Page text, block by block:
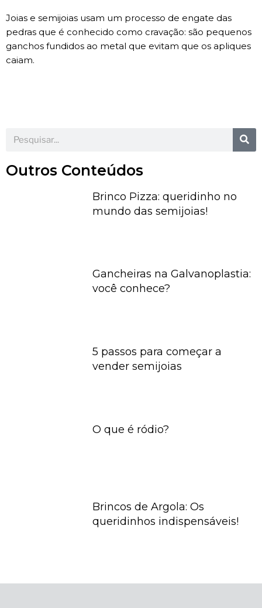
Joias e semijoias usam um processo de engate das
pedras que é conhecido como cravação: são pequenos
ganchos fundidos ao metal que evitam que os apliques
caiam.
Outros Conteúdos
Brinco Pizza: queridinho no
mundo das semijoias!
Gancheiras na Galvanoplastia:
você conhece?
5 passos para começar a
vender semijoias
O que é ródio?
Brincos de Argola: Os
queridinhos indispensáveis!